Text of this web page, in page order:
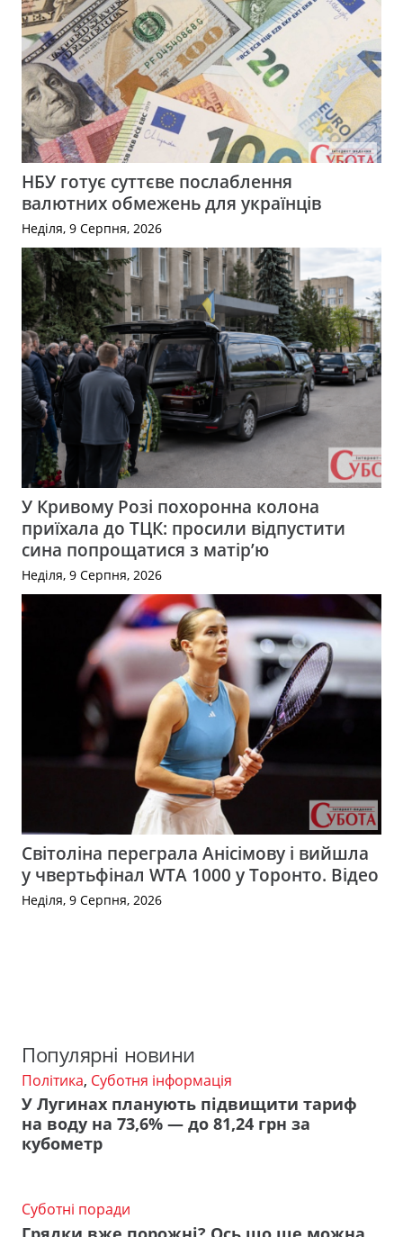
НБУ готує суттєве послаблення
валютних обмежень для українців
Неділя, 9 Серпня, 2026
У Кривому Розі похоронна колона
приїхала до ТЦК: просили відпустити
сина попрощатися з матір’ю
Неділя, 9 Серпня, 2026
Світоліна переграла Анісімову і вийшла
у чвертьфінал WTA 1000 у Торонто. Відео
Неділя, 9 Серпня, 2026
Популярні новини
Політика, Суботня інформація
У Лугинах планують підвищити тариф
на воду на 73,6% — до 81,24 грн за
кубометр
Суботні поради